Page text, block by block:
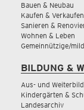
Bauen & Neubau
Kaufen & Verkaufen
Sanieren &
Wohnen & Leben
Gemeinnützige/
BILDUNG &
Aus- und
Kindergärten &
Landesarchiv